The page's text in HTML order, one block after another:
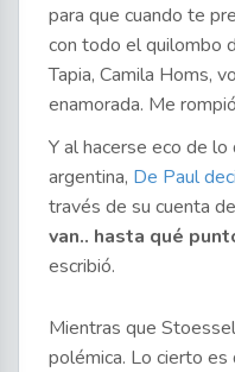
para que cuando te
con todo el quilombo
Tapia, Camila Homs,
enamorada. Me
Y al hacerse eco de
argentina, De Paul
través de su cuenta
van.. hasta qué
escribió.
Mientras que
polémica. Lo cierto